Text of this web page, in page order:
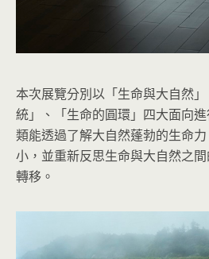
本次展覽分別以「生命與大自然
統」、「生命的圓環」四大面向
類能透過了解大自然蓬勃的生命
小，並重新反思生命與大自然之
轉移。